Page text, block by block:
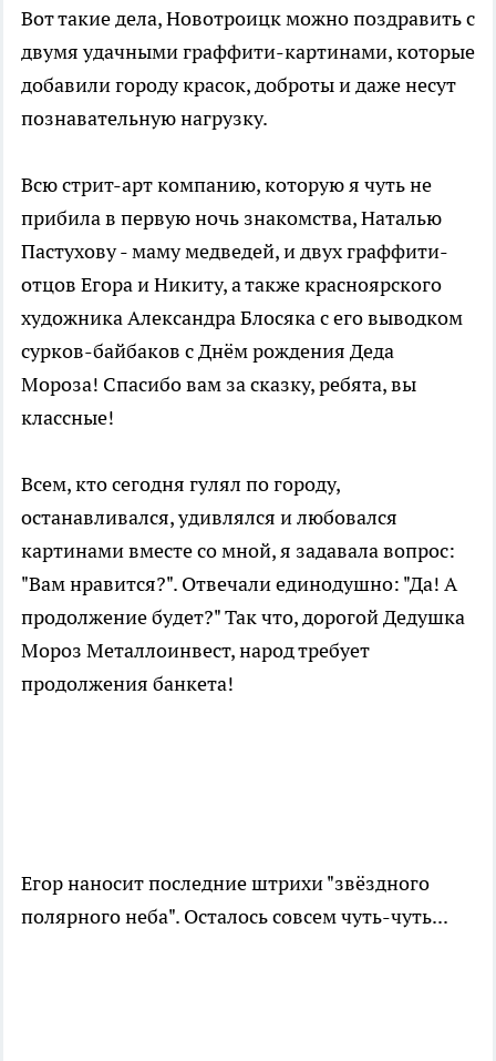
Вот такие дела, Новотроицк можно поздравить с
двумя удачными граффити-картинами, которые
добавили городу красок, доброты и даже несут
познавательную нагрузку.
Всю стрит-арт компанию, которую я чуть не
прибила в первую ночь знакомства, Наталью
Пастухову - маму медведей, и двух граффити-
отцов Егора и Никиту, а также красноярского
художника Александра Блосяка с его выводком
сурков-байбаков с Днём рождения Деда
Мороза! Спасибо вам за сказку, ребята, вы
классные!
Всем, кто сегодня гулял по городу,
останавливался, удивлялся и любовался
картинами вместе со мной, я задавала вопрос:
"Вам нравится?". Отвечали единодушно: "Да! А
продолжение будет?" Так что, дорогой Дедушка
Мороз Металлоинвест, народ требует
продолжения банкета!
Егор наносит последние штрихи "звёздного
полярного неба". Осталось совсем чуть-чуть...